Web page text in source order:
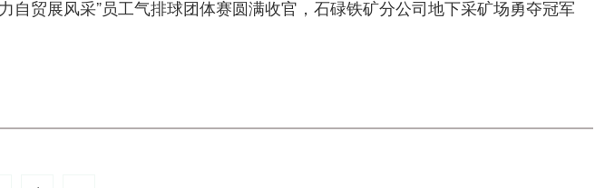
自贸展风采”员工气排球团体赛圆满收官，石碌铁矿分公司地下采矿场勇夺冠军